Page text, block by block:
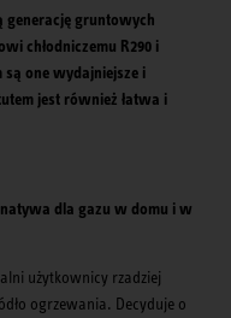
gruntowych
chłodniczemu R290 i
są one wydajniejsze i
jest również łatwa i
dla gazu w domu i w
użytkownicy rzadziej
ogrzewania. Decyduje o